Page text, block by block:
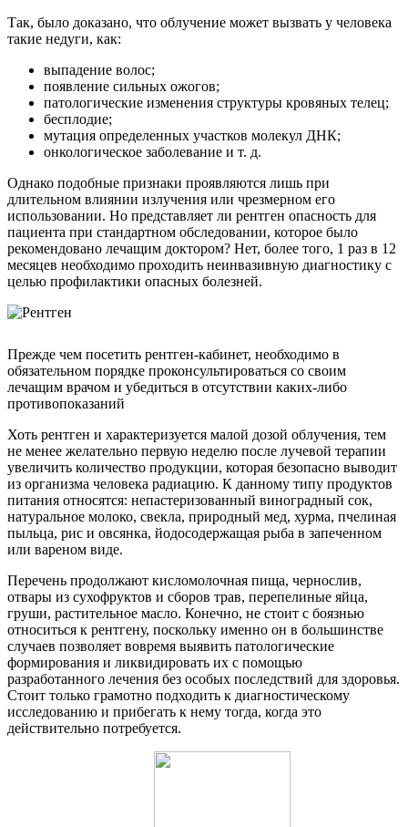
Так, было доказано, что облучение может вызвать у человека
такие недуги, как:
выпадение волос;
появление сильных ожогов;
патологические изменения структуры кровяных телец;
бесплодие;
мутация определенных участков молекул ДНК;
онкологическое заболевание и т. д.
Однако подобные признаки проявляются лишь при
длительном влиянии излучения или чрезмерном его
использовании. Но представляет ли рентген опасность для
пациента при стандартном обследовании, которое было
рекомендовано лечащим доктором? Нет, более того, 1 раз в 12
месяцев необходимо проходить неинвазивную диагностику с
целью профилактики опасных болезней.
Прежде чем посетить рентген-кабинет, необходимо в
обязательном порядке проконсультироваться со своим
лечащим врачом и убедиться в отсутствии каких-либо
противопоказаний
Хоть рентген и характеризуется малой дозой облучения, тем
не менее желательно первую неделю после лучевой терапии
увеличить количество продукции, которая безопасно выводит
из организма человека радиацию. К данному типу продуктов
питания относятся: непастеризованный виноградный сок,
натуральное молоко, свекла, природный мед, хурма, пчелиная
пыльца, рис и овсянка, йодосодержащая рыба в запеченном
или вареном виде.
Перечень продолжают кисломолочная пища, чернослив,
отвары из сухофруктов и сборов трав, перепелиные яйца,
груши, растительное масло. Конечно, не стоит с боязнью
относиться к рентгену, поскольку именно он в большинстве
случаев позволяет вовремя выявить патологические
формирования и ликвидировать их с помощью
разработанного лечения без особых последствий для здоровья.
Стоит только грамотно подходить к диагностическому
исследованию и прибегать к нему тогда, когда это
действительно потребуется.